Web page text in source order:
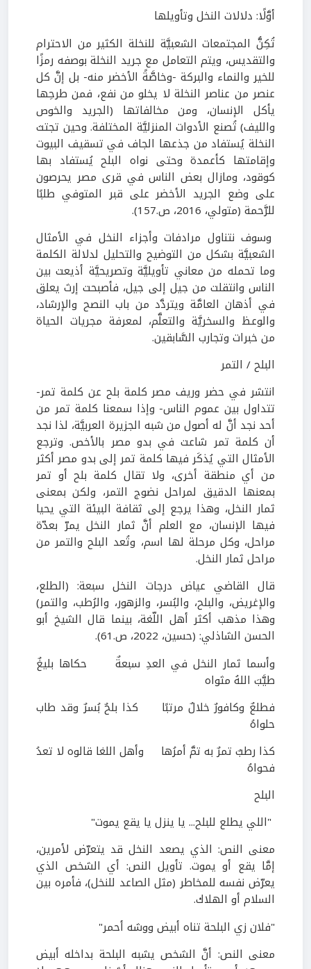
أوَّلًا: دلالات النخل وتأويلها
تُكِنُّ المجتمعات الشعبيَّة للنخلة الكثير من الاحترام
والتقديس، ويتم التعامل مع جريد النخلة بوصفه رمزًا
للخير والنماء والبركة -وخاصَّةً الأخضر منه- بل إنَّ كل
عنصر من عناصر النخلة لا يخلو من نفع، فمن طرحِها
يأكل الإنسان، ومن مخالفاتها (الجريد والخوص
والليف) تُصنع الأدوات المنزليَّة المختلفة. وحين تجتث
النخلة يُستفاد من جذعها الجاف في تسقيف البيوت
وإقامتها كأعمدة وحتى نواه البلح يُستفاد بها
كوقود، ومازال بعض الناس في قرى مصر يحرصون
على وضع الجريد الأخضر على قبر المتوفي طلبًا
للرَّحمة (متولي، 2016، ص.157).
وسوف نتناول مرادفات وأجزاء النخل في الأمثال
الشعبيَّة بشكل من التوضيح والتحليل لدلالة الكلمة
وما تحمله من معاني تأويليَّة وتصريحيَّة أذيعت بين
الناس وانتقلت من جيل إلى جيل، فأصبحت إرث يعلق
في أذهان العامَّة ويتردَّد من باب النصح والإرشاد،
والوعظ والسخريَّة والتعلَّم، لمعرفة مجريات الحياة
من خبرات وتجارب السَّابقين.
البلح / التمر
انتشر في حضر وريف مصر كلمة بلح عن كلمة تمر-
تتداول بين عموم الناس- وإذا سمعنا كلمة تمر من
أحد نجد أنَّ له أصول من شبه الجزيرة العربيَّة، لذا نجد
أن كلمة تمر شاعت في بدو مصر بالأخص. وترجع
الأمثال التي يُذكَر فيها كلمة تمر إلى بدو مصر أكثر
من أي منطقة أخرى، ولا تقال كلمة بلح أو تمر
بمعنها الدقيق لمراحل نضوج التمر، ولكن بمعنى
ثمار النخل، وهذا يرجع إلى ثقافة البيئة التي يحيا
فيها الإنسان، مع العلم أنَّ ثمار النخل يمرّ بعدّة
مراحل، وكل مرحلة لها اسم، وتُعد البلح والتمر من
مراحل ثمار النخل.
قال القاضي عياض درجات النخل سبعة: (الطلع،
والإغريض، والبلح، والبُسر، والزهور، والرُطب، والتمر)
وهذا مذهب أكثر أهل اللّغة، بينما قال الشيخ أبو
الحسن الشاذلي: (حسين، 2022، ص.61).
وأسما ثمار النخل في العدِ سبعةٌ حكاها بليغٌ
طيَّبَ اللهُ مثواه
فطلعٌ وكافورٌ خلالٌ مرتبًا كذا بلحٌ بُسرٌ وقد طاب
حلواهُ
كذا رطبٌ تمرٌ به تمَّ أمرُها وأهل اللغا قالوه لا تعدُ
فحواهُ
البلح
"اللي يطلع للبلح... يا ينزل يا يقع يموت"
معنى النص: الذي يصعد النخل قد يتعرّض لأمرين،
إمَّا يقع أو يموت. تأويل النص: أي الشخص الذي
يعرّض نفسه للمخاطر (مثل الصاعد للنخل)، فأمره بين
السلام أو الهلاك.
"فلان زي البلحة تناه أبيض ووشه أحمر"
معنى النص: أنَّ الشخص يشبه البلحة بداخله أبيض